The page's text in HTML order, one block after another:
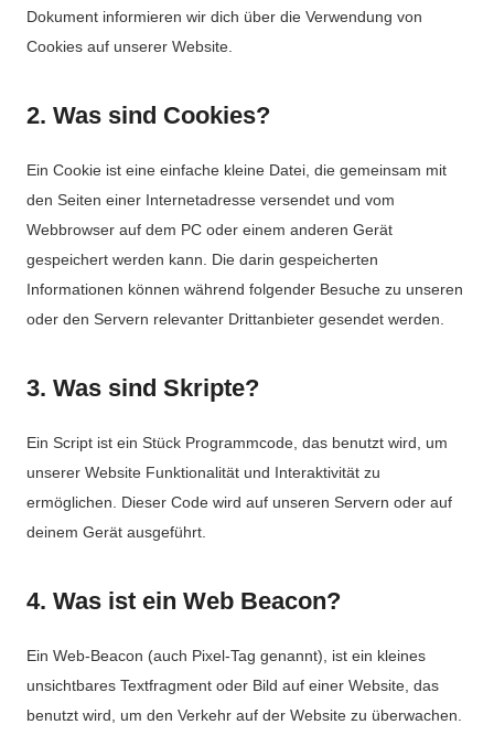
Dokument informieren wir dich über die Verwendung von
Cookies auf unserer Website.
2. Was sind Cookies?
Ein Cookie ist eine einfache kleine Datei, die gemeinsam mit
den Seiten einer Internetadresse versendet und vom
Webbrowser auf dem PC oder einem anderen Gerät
gespeichert werden kann. Die darin gespeicherten
Informationen können während folgender Besuche zu unseren
oder den Servern relevanter Drittanbieter gesendet werden.
3. Was sind Skripte?
Ein Script ist ein Stück Programmcode, das benutzt wird, um
unserer Website Funktionalität und Interaktivität zu
ermöglichen. Dieser Code wird auf unseren Servern oder auf
deinem Gerät ausgeführt.
4. Was ist ein Web Beacon?
Ein Web-Beacon (auch Pixel-Tag genannt), ist ein kleines
unsichtbares Textfragment oder Bild auf einer Website, das
benutzt wird, um den Verkehr auf der Website zu überwachen.